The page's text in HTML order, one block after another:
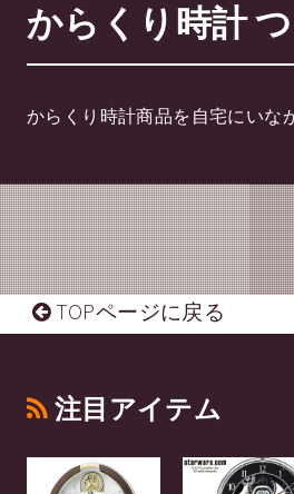
からくり時計
からくり時計商品を自宅にいな
TOPページに戻る
注目アイテム